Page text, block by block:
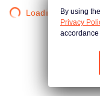
Loading…By using
Privacy